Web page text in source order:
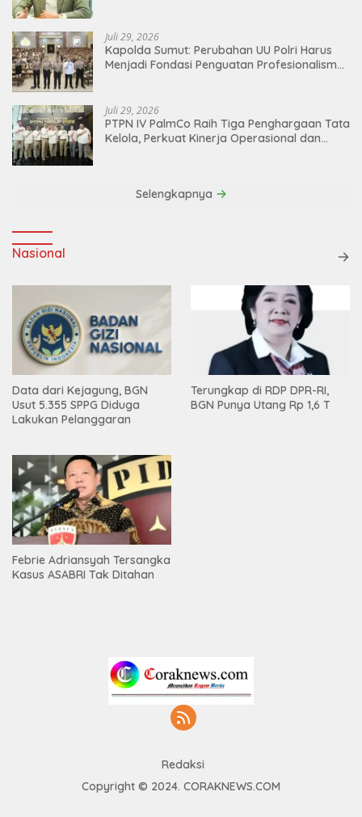
Juli 29, 2026
Kapolda Sumut: Perubahan UU Polri Harus
Menjadi Fondasi Penguatan Profesionalisme
Juli 29, 2026
PTPN IV PalmCo Raih Tiga Penghargaan Tata
Kelola, Perkuat Kinerja Operasional dan
Selengkapnya
Nasional
Data dari Kejagung, BGN
Usut 5.355 SPPG Diduga
Lakukan Pelanggaran
Terungkap di RDP DPR-RI,
BGN Punya Utang Rp 1,6 T
Febrie Adriansyah Tersangka
Kasus ASABRI Tak Ditahan
Redaksi
Copyright © 2024. CORAKNEWS.COM